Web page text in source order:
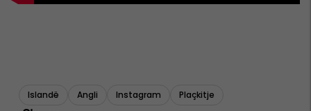
Islandë Angli Instagram Plaçkitje